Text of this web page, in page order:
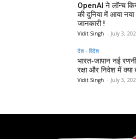
OpenAI ने लॉन्च
की दुनिया में आया नया
जानकारी !
Vidit Singh - July 3,
देश - विदेश
भारत-जापान नई
रक्षा और निवेश में क्या
Vidit Singh - July 3,